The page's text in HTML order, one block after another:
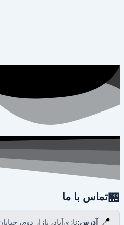
🏪تماس با ما
📍 آدرس:نازی‌آباد، بازار دوم،